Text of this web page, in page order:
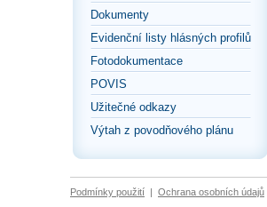
Dokumenty
Evidenční listy hlásných profilů
Fotodokumentace
POVIS
Užitečné odkazy
Výtah z povodňového plánu
Podmínky použití | Ochrana osobních údajů